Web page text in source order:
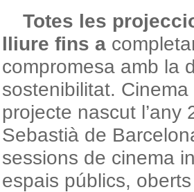
Totes les
lliure fins a
compromesa amb la
sostenibilitat.
projecte nascut l’any
Sebastià de
sessions de cinema
espais públics,